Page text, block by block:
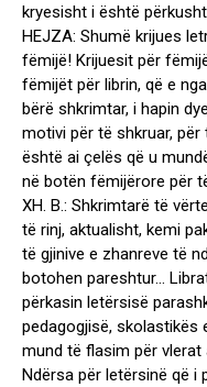
kryesisht i është
HEJZA: Shumë krijues
fëmijë! Krijuesit për
fëmijët për librin, që e
bërë shkrimtar, i hapin
motivi për të shkruar, për
është ai çelës që u
në botën fëmijërore për
XH. B.: Shkrimtarë të
të rinj, aktualisht, kemi
të gjinive e zhanreve të
botohen pareshtur…
përkasin letërsisë
pedagogjisë, skolastikës
mund të flasim për vlerat
Ndërsa për letërsinë që i